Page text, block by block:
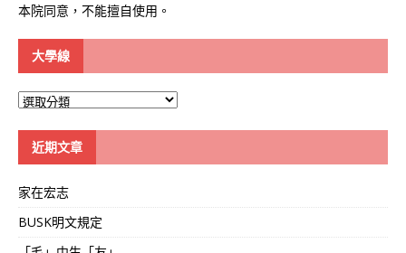
本院同意，不能擅自使用。
大學線
大
近期文章
家在宏志
BUSK明文規定